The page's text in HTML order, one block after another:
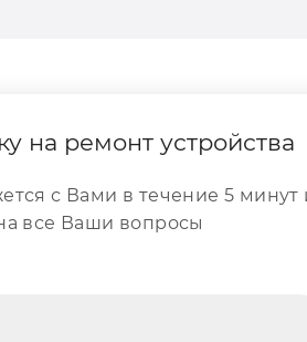
на ремонт устройства
с Вами в течение 5 минут
все Ваши вопросы